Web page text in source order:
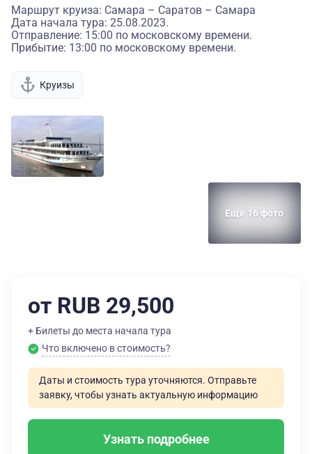
Маршрут круиза: Самара – Саратов – Самара
Дата начала тура: 25.08.2023.
Отправление: 15:00 по московскому времени.
Прибытие: 13:00 по московскому времени.
Круизы
Еще 16 фото
от RUB 29,500
+ Билеты до места начала тура
Что включено в стоимость?
Даты и стоимость тура уточняются. Отправьте
заявку, чтобы узнать актуальную информацию
Узнать подробнее